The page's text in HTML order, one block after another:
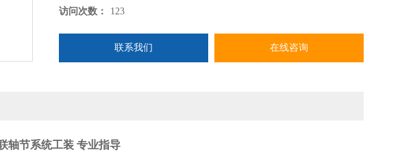
访问次数：
123
联系我们 在线咨询
轴节系统工装 专业指导